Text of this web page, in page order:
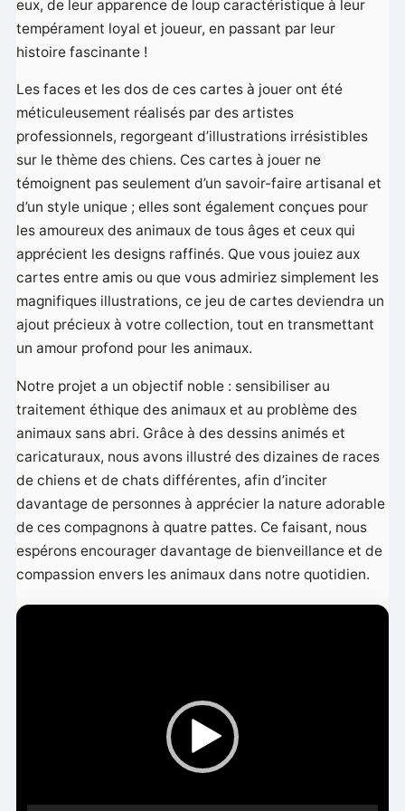
eux, de leur apparence de loup caractéristique à leur
tempérament loyal et joueur, en passant par leur
histoire fascinante !
Les faces et les dos de ces cartes à jouer ont été
méticuleusement réalisés par des artistes
professionnels, regorgeant d’illustrations irrésistibles
sur le thème des chiens. Ces cartes à jouer ne
témoignent pas seulement d’un savoir-faire artisanal et
d’un style unique ; elles sont également conçues pour
les amoureux des animaux de tous âges et ceux qui
apprécient les designs raffinés. Que vous jouiez aux
cartes entre amis ou que vous admiriez simplement les
magnifiques illustrations, ce jeu de cartes deviendra un
ajout précieux à votre collection, tout en transmettant
un amour profond pour les animaux.
Notre projet a un objectif noble : sensibiliser au
traitement éthique des animaux et au problème des
animaux sans abri. Grâce à des dessins animés et
caricaturaux, nous avons illustré des dizaines de races
de chiens et de chats différentes, afin d’inciter
davantage de personnes à apprécier la nature adorable
de ces compagnons à quatre pattes. Ce faisant, nous
espérons encourager davantage de bienveillance et de
compassion envers les animaux dans notre quotidien.